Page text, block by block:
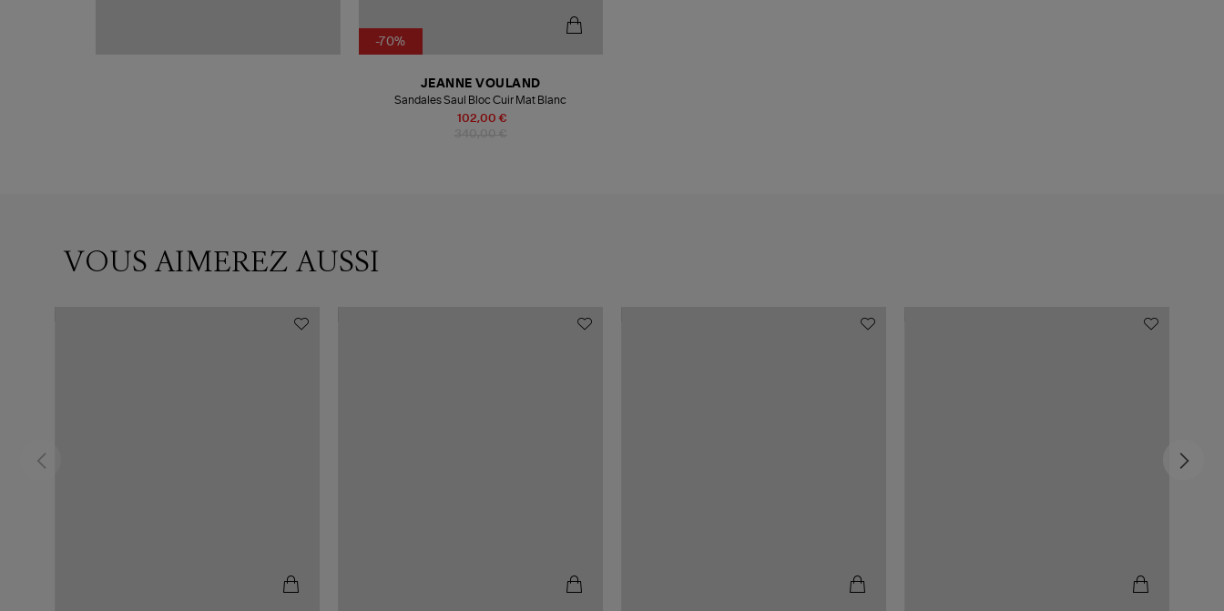
-70%
102,00 €
JEANNE VOULAND
Sandales Saul Bloc Cuir Mat Blanc
VOUS AIMEREZ AUSSI